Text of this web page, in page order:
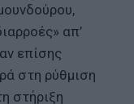
απ’
επίσης
στη ρύθμιση
στήριξη